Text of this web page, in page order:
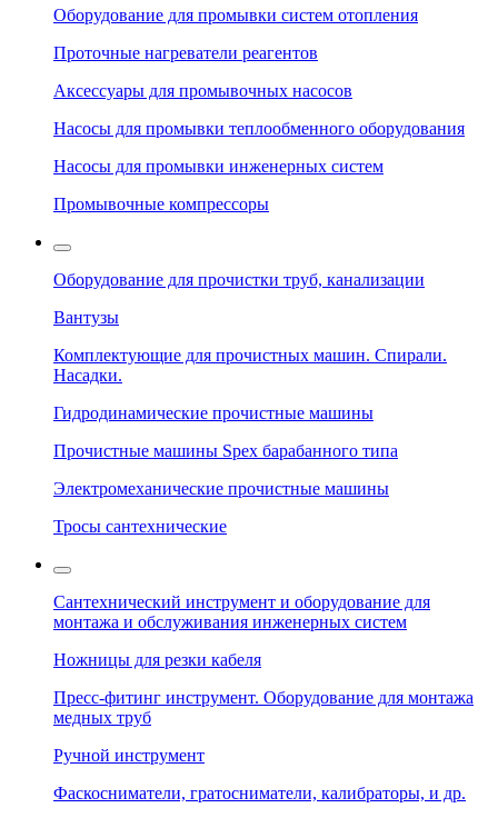
Оборудование для промывки систем отопления
Проточные нагреватели реагентов
Аксессуары для промывочных насосов
Насосы для промывки теплообменного оборудования
Насосы для промывки инженерных систем
Промывочные компрессоры
Оборудование для прочистки труб, канализации
Вантузы
Комплектующие для прочистных машин. Спирали.
Насадки.
Гидродинамические прочистные машины
Прочистные машины Spex барабанного типа
Электромеханические прочистные машины
Тросы сантехнические
Сантехнический инструмент и оборудование для
монтажа и обслуживания инженерных систем
Ножницы для резки кабеля
Пресс-фитинг инструмент. Оборудование для монтажа
медных труб
Ручной инструмент
Фаскосниматели, гратосниматели, калибраторы, и др.